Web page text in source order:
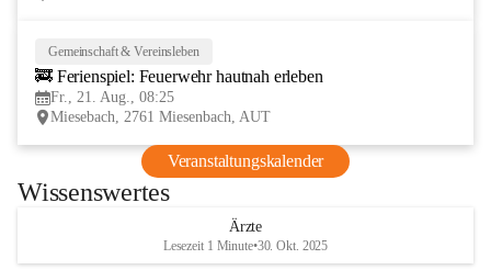
Gemeinschaft & Vereinsleben
🚒 Ferienspiel: Feuerwehr hautnah erleben
Fr., 21. Aug., 08:25
Miesebach, 2761 Miesenbach, AUT
Veranstaltungskalender
Wissenswertes
Ärzte
Lesezeit 1 Minute•30. Okt. 2025